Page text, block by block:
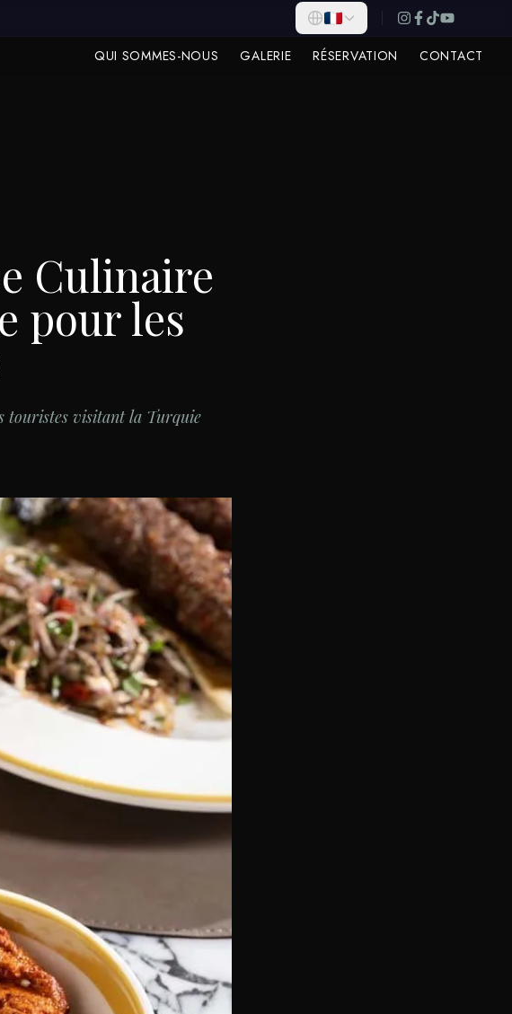
QUI SOMMES-NOUS GALERIE RÉSERVATION CONTACT
Culinaire
pour les
touristes visitant la Turquie